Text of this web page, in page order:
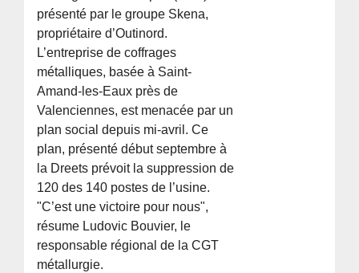
présenté par le groupe Skena,
propriétaire d’Outinord.
L’entreprise de coffrages
métalliques, basée à Saint-
Amand-les-Eaux près de
Valenciennes, est menacée par un
plan social depuis mi-avril. Ce
plan, présenté début septembre à
la Dreets prévoit la suppression de
120 des 140 postes de l’usine.
"C’est une victoire pour nous",
résume Ludovic Bouvier, le
responsable régional de la CGT
métallurgie.